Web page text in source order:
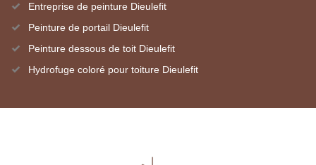
Entreprise de peinture Dieulefit
Peinture de portail Dieulefit
Peinture dessous de toit Dieulefit
Hydrofuge coloré pour toiture Dieulefit